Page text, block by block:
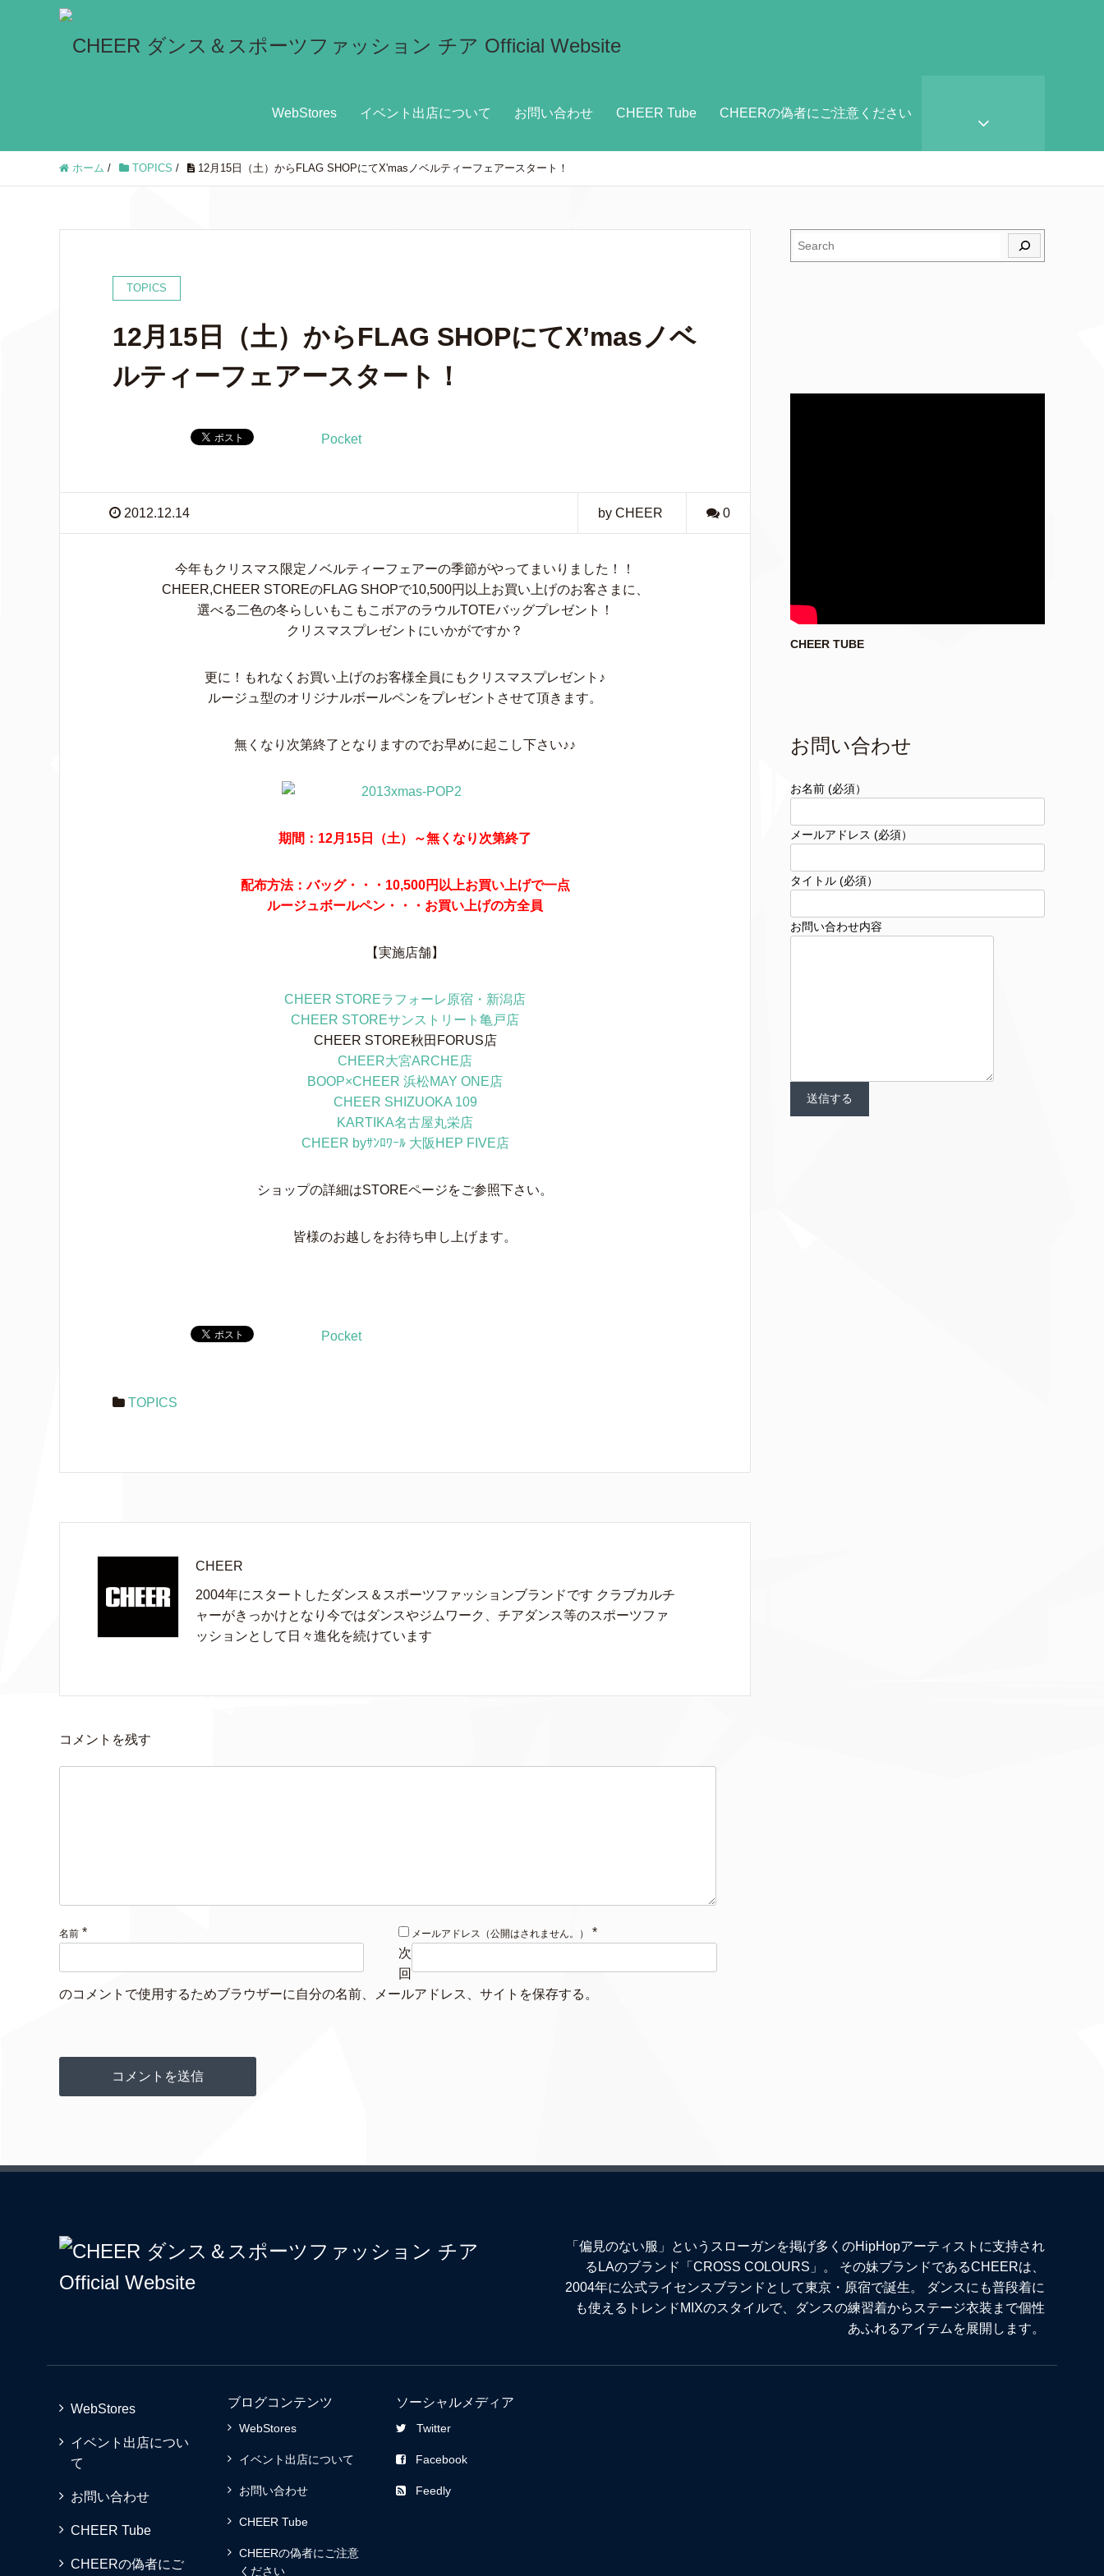
WebStores イベント出店について お問い合わせ CHEER Tube CHEERの偽者にご注意ください
ホーム / TOPICS / 12月15日（土）からFLAG SHOPにてX'masノベルティーフェアースタート！
TOPICS
12月15日（土）からFLAG SHOPにてX’masノベ
ルティーフェアースタート！
Pocket
2012.12.14 by CHEER 0
今年もクリスマス限定ノベルティーフェアーの季節がやってまいりました！！
CHEER,CHEER STOREのFLAG SHOPで10,500円以上お買い上げのお客さまに、
選べる二色の冬らしいもこもこボアのラウルTOTEバッグプレゼント！
クリスマスプレゼントにいかがですか？
更に！もれなくお買い上げのお客様全員にもクリスマスプレゼント♪
ルージュ型のオリジナルボールペンをプレゼントさせて頂きます。
無くなり次第終了となりますのでお早めに起こし下さい♪♪
期間：12月15日（土）～無くなり次第終了
配布方法：バッグ・・・10,500円以上お買い上げで一点
ルージュボールペン・・・お買い上げの方全員
【実施店舗】
CHEER STOREラフォーレ原宿・新潟店
CHEER STOREサンストリート亀戸店
CHEER STORE秋田FORUS店
CHEER大宮ARCHE店
BOOP×CHEER 浜松MAY ONE店
CHEER SHIZUOKA 109
KARTIKA名古屋丸栄店
CHEER byｻﾝﾛﾜｰﾙ 大阪HEP FIVE店
ショップの詳細はSTOREページをご参照下さい。
皆様のお越しをお待ち申し上げます。
Pocket
TOPICS
CHEER
2004年にスタートしたダンス＆スポーツファッションブランドです クラブカルチ
ャーがきっかけとなり今ではダンスやジムワーク、チアダンス等のスポーツファ
ッションとして日々進化を続けています
コメントを残す
名前 * メールアドレス（公開はされません。）
*
次
回
のコメントで使用するためブラウザーに自分の名前、メールアドレス、サイトを保存する。
CHEER TUBE
お問い合わせ
お名前 (必須）
メールアドレス (必須）
タイトル (必須）
お問い合わせ内容
「偏見のない服」というスローガンを掲げ多くのHipHopアーティストに支持され
るLAのブランド「CROSS COLOURS」。 その妹ブランドであるCHEERは、
2004年に公式ライセンスブランドとして東京・原宿で誕生。 ダンスにも普段着に
も使えるトレンドMIXのスタイルで、ダンスの練習着からステージ衣装まで個性
あふれるアイテムを展開します。
WebStores
イベント出店につい
て
お問い合わせ
CHEER Tube
CHEERの偽者にご
ブログコンテンツ
WebStores
イベント出店について
お問い合わせ
CHEER Tube
CHEERの偽者にご注意
ください
ソーシャルメディア
Twitter
Facebook
Feedly